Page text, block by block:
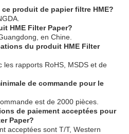
produit de papier filtre HME?
HME Filter Paper?
en Chine.
du produit HME Filter
les rapports RoHS, MSDS et de
de commande pour le
est de 2000 pièces.
de paiement acceptées pour
Paper?
acceptées sont T/T, Western